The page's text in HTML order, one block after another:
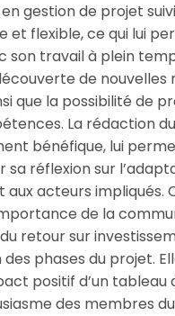
gestion de projet
et flexible, ce qui lui
son travail à plein
de nouvelles
que la possibilité de
La rédaction
bénéfique, lui
sa réflexion sur
aux acteurs impliqués.
de la
retour sur
phases du projet.
positif d’un
des membres